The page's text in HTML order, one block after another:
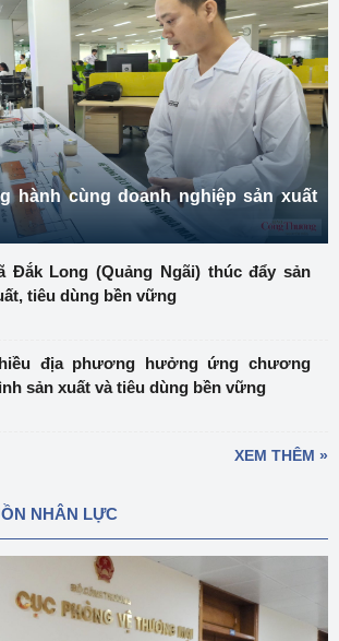
hành cùng doanh nghiệp sản xuất
Đắk Long (Quảng Ngãi) thúc đẩy sản
tiêu dùng bền vững
địa phương hưởng ứng chương
sản xuất và tiêu dùng bền vững
XEM THÊM »
NHÂN LỰC